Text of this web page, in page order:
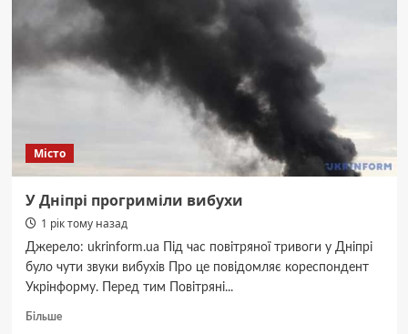
укриттів
привласнили
7
Місто
У Дніпрі прогриміли вибухи
1 рік тому назад
Джерело: ukrinform.ua Під час повітряної тривоги у Дніпрі
було чути звуки вибухів Про це повідомляє кореспондент
Укрінформу. Перед тим Повітряні...
БільшеДокладніше